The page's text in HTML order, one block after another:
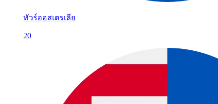
ทัวร์ออสเตรเลีย
20